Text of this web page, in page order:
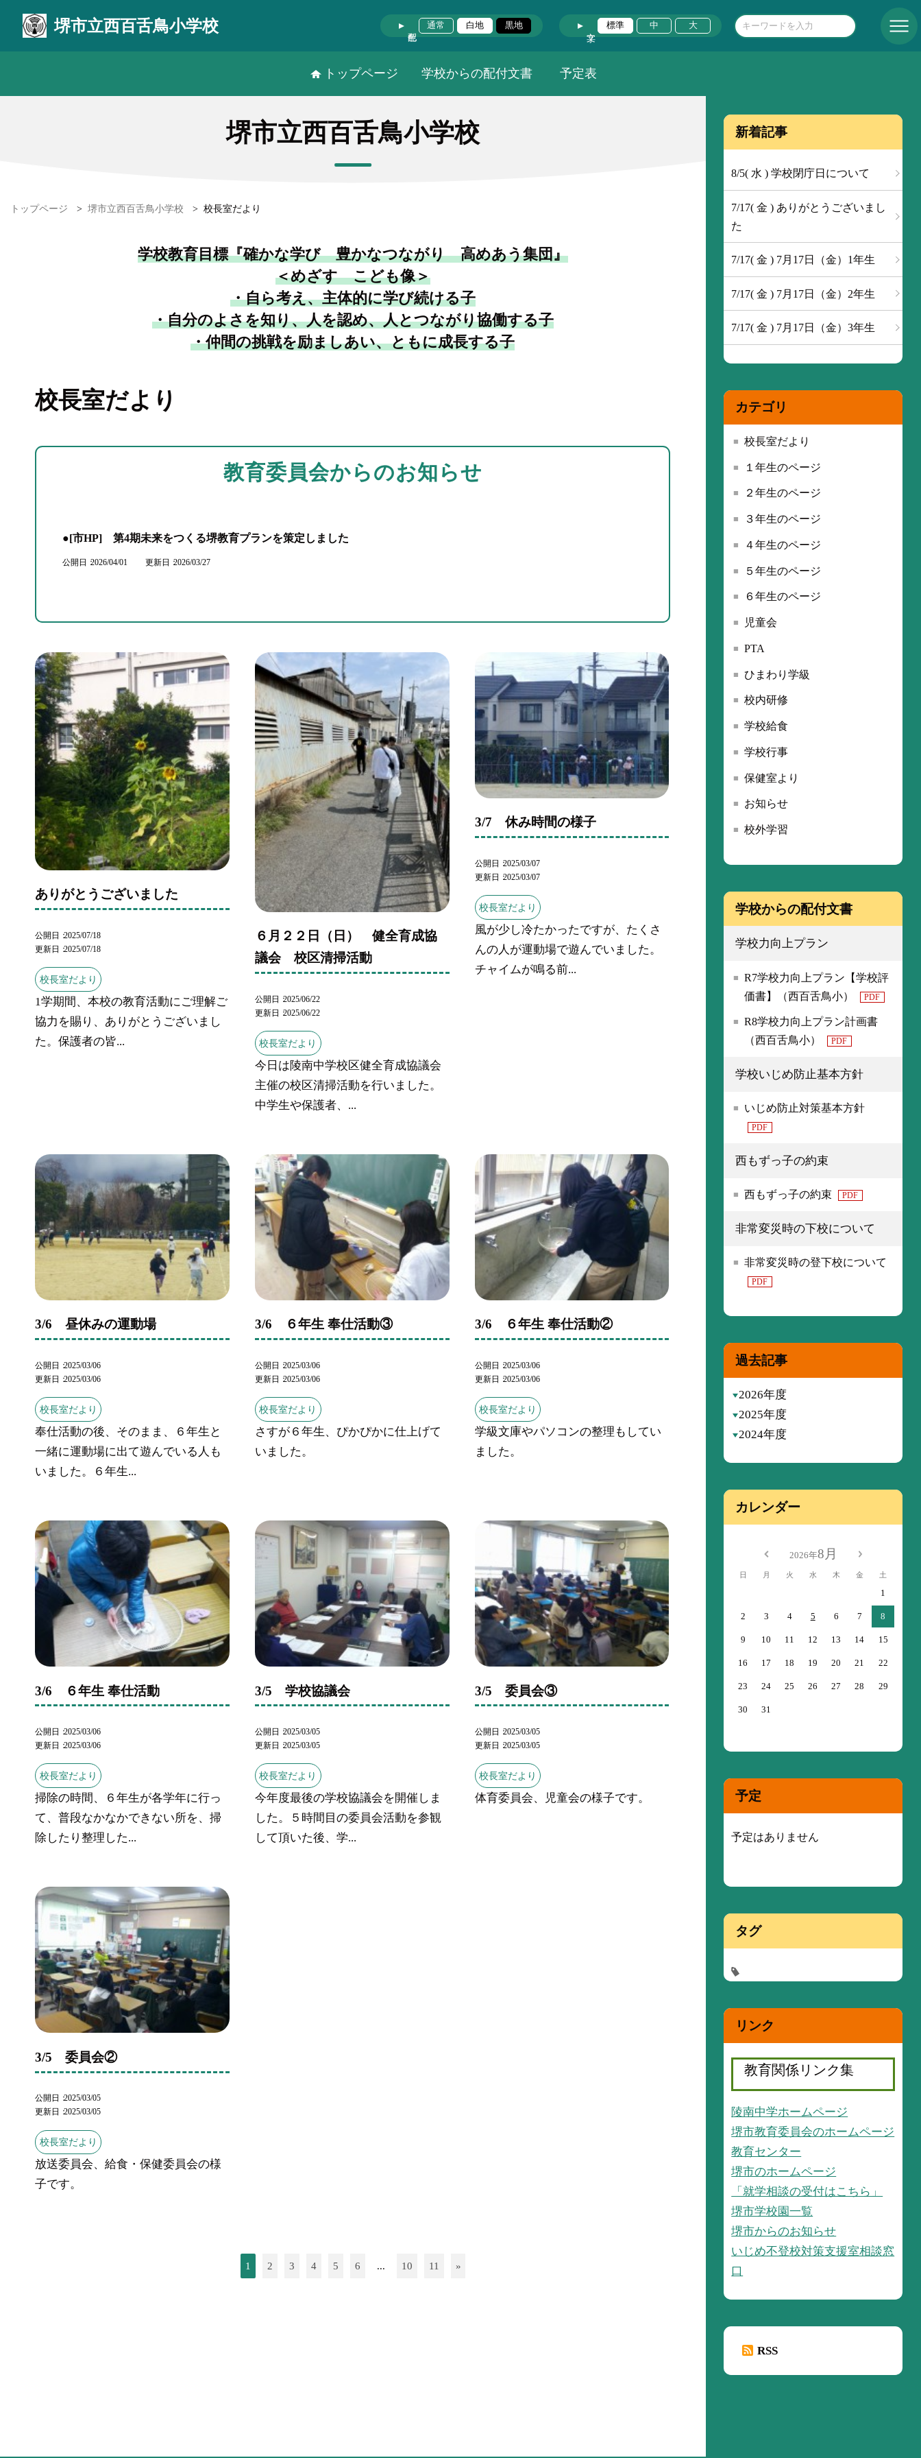
堺市立西百舌鳥小学校 通常 白地 黒地 標準 中 大
トップページ 学校からの配付文書 予定表
堺市立西百舌鳥小学校
トップページ > 堺市立西百舌鳥小学校 > 校長室だより
学校教育目標『確かな学び 豊かなつながり 高めあう集団』
＜めざす こども像＞
・自ら考え、主体的に学び続ける子
・自分のよさを知り、人を認め、人とつながり協働する子
・仲間の挑戦を励ましあい、ともに成長する子
校長室だより
教育委員会からのお知らせ
●[市HP] 第4期未来をつくる堺教育プランを策定しました
公開日 2026/04/01 更新日 2026/03/27
ありがとうございました
公開日
2025/07/18
更新日
2025/07/18
校長室だより
1学期間、本校の教育活動にご理解ご
協力を賜り、ありがとうございまし
た。保護者の皆...
６月２２日（日） 健全育成協
議会 校区清掃活動
公開日
2025/06/22
更新日
2025/06/22
校長室だより
今日は陵南中学校区健全育成協議会
主催の校区清掃活動を行いました。
中学生や保護者、...
3/7 休み時間の様子
公開日 2025/03/07
更新日 2025/03/07
校長室だより
風が少し冷たかったですが、たくさ
んの人が運動場で遊んでいました。
チャイムが鳴る前...
3/6 昼休みの運動場
公開日
2025/03/06
更新日
2025/03/06
校長室だより
奉仕活動の後、そのまま、６年生と
一緒に運動場に出て遊んでいる人も
いました。６年生...
3/6 ６年生 奉仕活動③
公開日
2025/03/06
更新日
2025/03/06
校長室だより
さすが６年生、ぴかぴかに仕上げて
いました。
3/6 ６年生 奉仕活動②
公開日 2025/03/06
更新日 2025/03/06
校長室だより
学級文庫やパソコンの整理もしてい
ました。
3/6 ６年生 奉仕活動
公開日
2025/03/06
更新日
2025/03/06
校長室だより
掃除の時間、６年生が各学年に行っ
て、普段なかなかできない所を、掃
除したり整理した...
3/5 学校協議会
公開日
2025/03/05
更新日
2025/03/05
校長室だより
今年度最後の学校協議会を開催しま
した。５時間目の委員会活動を参観
して頂いた後、学...
3/5 委員会③
公開日 2025/03/05
更新日 2025/03/05
校長室だより
体育委員会、児童会の様子です。
3/5 委員会②
公開日
2025/03/05
更新日
2025/03/05
校長室だより
放送委員会、給食・保健委員会の様
子です。
1 2 3 4 5 6 ... 10 11 »
新着記事
8/5( 水 ) 学校閉庁日について
7/17( 金 ) ありがとうございまし
た
7/17( 金 ) 7月17日（金）1年生
7/17( 金 ) 7月17日（金）2年生
7/17( 金 ) 7月17日（金）3年生
カテゴリ
校長室だより
１年生のページ
２年生のページ
３年生のページ
４年生のページ
５年生のページ
６年生のページ
児童会
PTA
ひまわり学級
校内研修
学校給食
学校行事
保健室より
お知らせ
校外学習
学校からの配付文書
学校力向上プラン
R7学校力向上プラン【学校評
価書】（西百舌鳥小）
PDF
R8学校力向上プラン計画書
（西百舌鳥小）
PDF
学校いじめ防止基本方針
いじめ防止対策基本方針
PDF
西もずっ子の約束
西もずっ子の約束 PDF
非常変災時の下校について
非常変災時の登下校について
PDF
過去記事
2026年度
2025年度
2024年度
カレンダー
2026年8月
日 月 火 水 木 金 土
1
2 3 4 5 6 7 8
9 10 11 12 13 14 15
16 17 18 19 20 21 22
23 24 25 26 27 28 29
30 31
予定
予定はありません
タグ
リンク
教育関係リンク集
陵南中学ホームページ
堺市教育委員会のホームページ
教育センター
堺市のホームページ
「就学相談の受付はこちら」
堺市学校園一覧
堺市からのお知らせ
いじめ不登校対策支援室相談窓
口
RSS